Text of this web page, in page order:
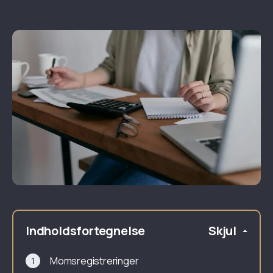
Indholdsfortegnelse Skjul
Momsregistreringer